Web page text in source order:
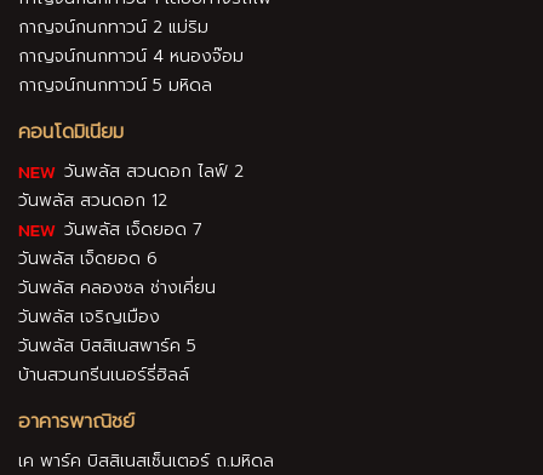
กาญจน์กนกทาวน์ 2 แม่ริม
กาญจน์กนกทาวน์ 4 หนองจ๊อม
กาญจน์กนกทาวน์ 5 มหิดล
คอนโดมิเนียม
วันพลัส สวนดอก ไลฟ์ 2
วันพลัส สวนดอก 12
วันพลัส เจ็ดยอด 7
วันพลัส เจ็ดยอด 6
วันพลัส คลองชล ช่างเคี่ยน
วันพลัส เจริญเมือง
วันพลัส บิสสิเนสพาร์ค 5
บ้านสวนกรีนเนอร์รี่ฮิลล์
อาคารพาณิชย์
เค พาร์ค บิสสิเนสเซ็นเตอร์ ถ.มหิดล